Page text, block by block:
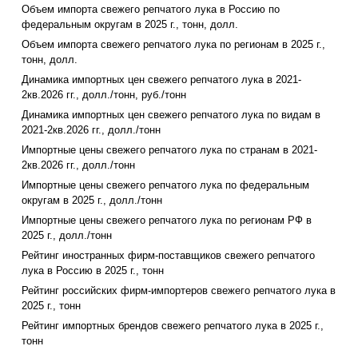
Объем импорта свежего репчатого лука в Россию по
федеральным округам в 2025 г., тонн, долл.
Объем импорта свежего репчатого лука по регионам в 2025 г.,
тонн, долл.
Динамика импортных цен свежего репчатого лука в 2021-
2кв.2026 гг., долл./тонн, руб./тонн
Динамика импортных цен свежего репчатого лука по видам в
2021-2кв.2026 гг., долл./тонн
Импортные цены свежего репчатого лука по странам в 2021-
2кв.2026 гг., долл./тонн
Импортные цены свежего репчатого лука по федеральным
округам в 2025 г., долл./тонн
Импортные цены свежего репчатого лука по регионам РФ в
2025 г., долл./тонн
Рейтинг иностранных фирм-поставщиков свежего репчатого
лука в Россию в 2025 г., тонн
Рейтинг российских фирм-импортеров свежего репчатого лука в
2025 г., тонн
Рейтинг импортных брендов свежего репчатого лука в 2025 г.,
тонн